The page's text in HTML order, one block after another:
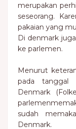
merupakan
seseorang.
pakaian yang
Di denmark
ke parlemen.
Menurut
pada tanggal
Denmark
sudah
Denmark.